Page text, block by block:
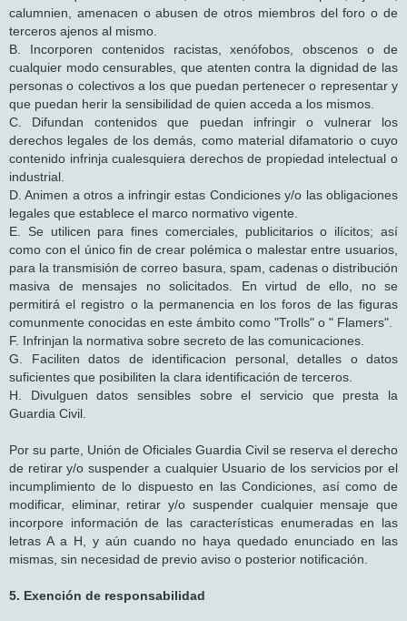
calumnien, amenacen o abusen de otros miembros del foro o de
terceros ajenos al mismo.
B. Incorporen contenidos racistas, xenófobos, obscenos o de
cualquier modo censurables, que atenten contra la dignidad de las
personas o colectivos a los que puedan pertenecer o representar y
que puedan herir la sensibilidad de quien acceda a los mismos.
C. Difundan contenidos que puedan infringir o vulnerar los
derechos legales de los demás, como material difamatorio o cuyo
contenido infrinja cualesquiera derechos de propiedad intelectual o
industrial.
D. Animen a otros a infringir estas Condiciones y/o las obligaciones
legales que establece el marco normativo vigente.
E. Se utilicen para fines comerciales, publicitarios o ilícitos; así
como con el único fin de crear polémica o malestar entre usuarios,
para la transmisión de correo basura, spam, cadenas o distribución
masiva de mensajes no solicitados. En virtud de ello, no se
permitirá el registro o la permanencia en los foros de las figuras
comunmente conocidas en este ámbito como "Trolls" o " Flamers".
F. Infrinjan la normativa sobre secreto de las comunicaciones.
G. Faciliten datos de identificacion personal, detalles o datos
suficientes que posibiliten la clara identificación de terceros.
H. Divulguen datos sensibles sobre el servicio que presta la
Guardia Civil.
Por su parte, Unión de Oficiales Guardia Civil se reserva el derecho
de retirar y/o suspender a cualquier Usuario de los servicios por el
incumplimiento de lo dispuesto en las Condiciones, así como de
modificar, eliminar, retirar y/o suspender cualquier mensaje que
incorpore información de las características enumeradas en las
letras A a H, y aún cuando no haya quedado enunciado en las
mismas, sin necesidad de previo aviso o posterior notificación.
5. Exención de responsabilidad